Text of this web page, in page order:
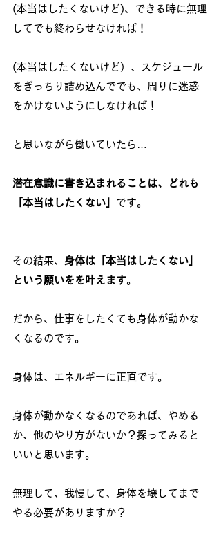
(本当はしたくないけど)、できる時に無理
してでも終わらせなければ！
(本当はしたくないけど）、スケジュール
をぎっちり詰め込んででも、周りに迷惑
をかけないようにしなければ！
と思いながら働いていたら…
潜在意識に書き込まれることは、どれも
「本当はしたくない」 です。
その結果、 身体は「本当はしたくない」
という願いをを叶えます。
だから、仕事をしたくても身体が動かな
くなるのです。
身体は、エネルギーに正直です。
身体が動かなくなるのであれば、やめる
か、他のやり方がないか？探ってみると
いいと思います。
無理して、我慢して、身体を壊してまで
やる必要がありますか？